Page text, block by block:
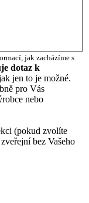
jak zacházíme s
dotaz k
jen to je možné.
pro Vás
nebo
(pokud zvolíte
bez Vašeho